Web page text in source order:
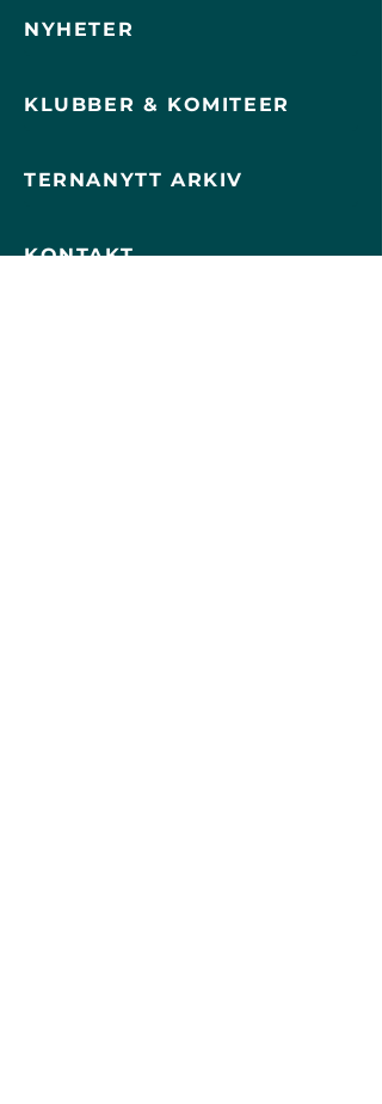
NYHETER
KLUBBER & KOMITEER
TERNANYTT ARKIV
KONTAKT